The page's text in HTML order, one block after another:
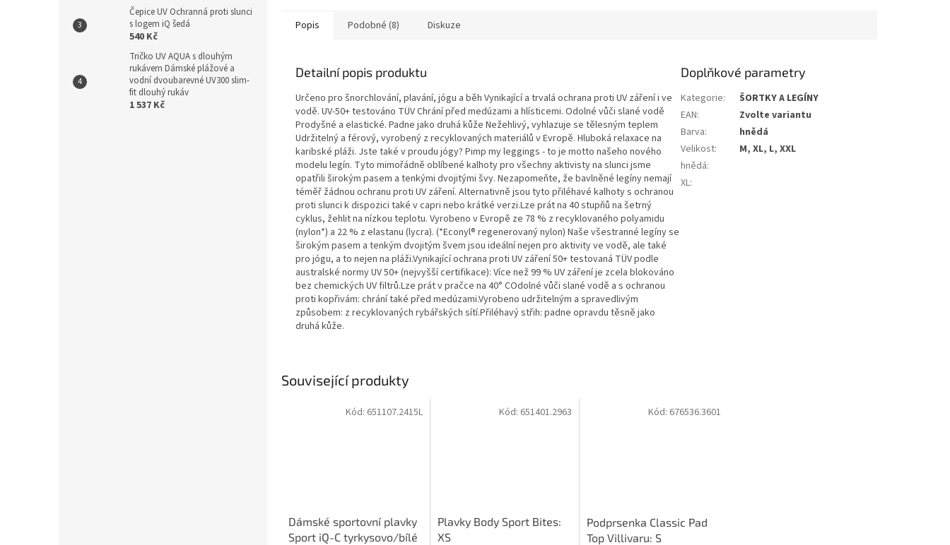
Čepice UV Ochranná proti slunci
s logem iQ šedá
540 Kč
Tričko UV AQUA s dlouhým
rukávem Dámské plážové a
vodní dvoubarevné UV300 slim-
fit dlouhý rukáv
1 537 Kč
Související produkty
Dámské sportovní plavky
Sport iQ-C tyrkysovo/bílé
Kód: 651107.2415L
Plavky Body Sport Bites:
XS
Kód: 651401.2963
Podprsenka Classic Pad
Top Villivaru: S
Kód: 676536.3601
Popis Podobné (8) Diskuze
Detailní popis produktu
Určeno pro šnorchlování, plavání, jógu a běh Vynikající a trvalá ochrana proti UV záření i ve
vodě. UV-50+ testováno TÜV Chrání před medúzami a hlísticemi. Odolné vůči slané vodě
Prodyšné a elastické. Padne jako druhá kůže Nežehlivý, vyhlazuje se tělesným teplem
Udržitelný a férový, vyrobený z recyklovaných materiálů v Evropě. Hluboká relaxace na
karibské pláži. Jste také v proudu jógy? Pimp my leggings - to je motto našeho nového
modelu legín. Tyto mimořádně oblíbené kalhoty pro všechny aktivisty na slunci jsme
opatřili širokým pasem a tenkými dvojitými švy. Nezapomeňte, že bavlněné legíny nemají
téměř žádnou ochranu proti UV záření. Alternativně jsou tyto přiléhavé kalhoty s ochranou
proti slunci k dispozici také v capri nebo krátké verzi.Lze prát na 40 stupňů na šetrný
cyklus, žehlit na nízkou teplotu. Vyrobeno v Evropě ze 78 % z recyklovaného polyamidu
(nylon*) a 22 % z elastanu (lycra). (*Econyl® regenerovaný nylon) Naše všestranné legíny se
širokým pasem a tenkým dvojitým švem jsou ideální nejen pro aktivity ve vodě, ale také
pro jógu, a to nejen na pláži.Vynikající ochrana proti UV záření 50+ testovaná TÜV podle
australské normy UV 50+ (nejvyšší certifikace): Více než 99 % UV záření je zcela blokováno
bez chemických UV filtrů.Lze prát v pračce na 40° COdolné vůči slané vodě a s ochranou
proti kopřivám: chrání také před medúzami.Vyrobeno udržitelným a spravedlivým
způsobem: z recyklovaných rybářských sítí.Přiléhavý střih: padne opravdu těsně jako
druhá kůže.
Doplňkové parametry
Kategorie:
ŠORTKY A LEGÍNY
EAN:
Zvolte variantu
Barva:
hnědá
Velikost:
M, XL, L, XXL
hnědá:
XL: